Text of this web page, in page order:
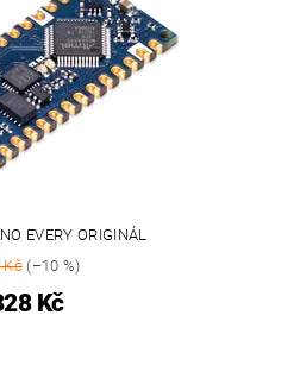
EVERY ORIGINÁL
Kč(–10 %)
Kč